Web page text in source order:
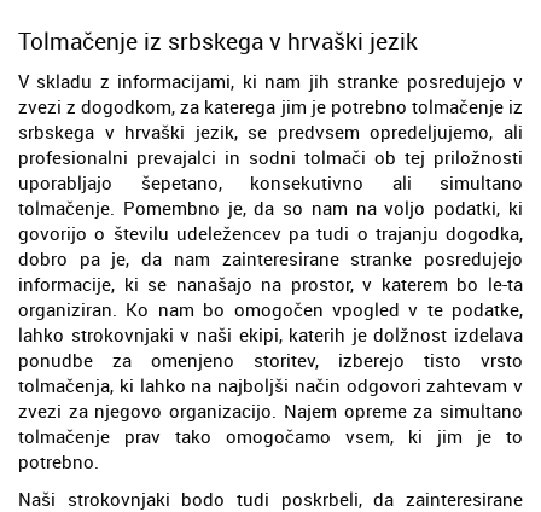
Tolmačenje iz srbskega v hrvaški jezik
V skladu z informacijami, ki nam jih stranke posredujejo v
zvezi z dogodkom, za katerega jim je potrebno tolmačenje iz
srbskega v hrvaški jezik, se predvsem opredeljujemo, ali
profesionalni prevajalci in sodni tolmači ob tej priložnosti
uporabljajo šepetano, konsekutivno ali simultano
tolmačenje. Pomembno je, da so nam na voljo podatki, ki
govorijo o številu udeležencev pa tudi o trajanju dogodka,
dobro pa je, da nam zainteresirane stranke posredujejo
informacije, ki se nanašajo na prostor, v katerem bo le-ta
organiziran. Ko nam bo omogočen vpogled v te podatke,
lahko strokovnjaki v naši ekipi, katerih je dolžnost izdelava
ponudbe za omenjeno storitev, izberejo tisto vrsto
tolmačenja, ki lahko na najboljši način odgovori zahtevam v
zvezi za njegovo organizacijo. Najem opreme za simultano
tolmačenje prav tako omogočamo vsem, ki jim je to
potrebno.
Naši strokovnjaki bodo tudi poskrbeli, da zainteresirane